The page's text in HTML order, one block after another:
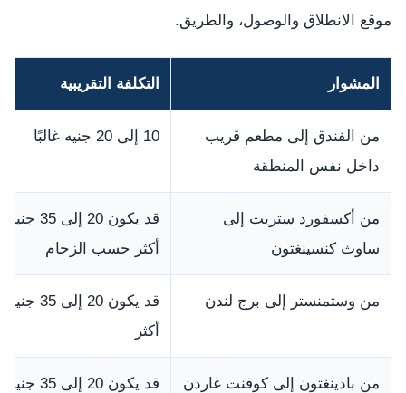
موقع الانطلاق والوصول، والطريق.
المشوار التكلفة التقريبية
من الفندق إلى مطعم قريب
داخل نفس المنطقة
10 إلى 20 جنيه غالبًا
من أكسفورد ستريت إلى
ساوث كنسينغتون
قد يكون 20 إلى 35
أكثر حسب الزحام
من وستمنستر إلى برج لندن
قد يكون 20 إلى 35
أكثر
من بادينغتون إلى كوفنت غاردن
قد يكون 20 إلى 35 جنيه